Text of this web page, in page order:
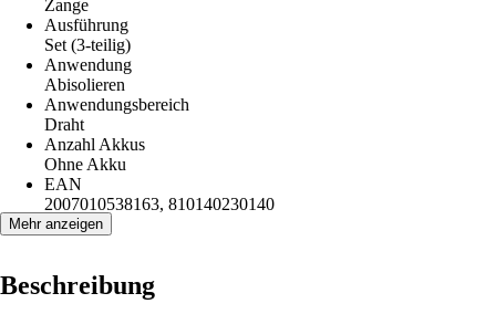
Zange
Ausführung
Set (3-teilig)
Anwendung
Abisolieren
Anwendungsbereich
Draht
Anzahl Akkus
Ohne Akku
EAN
2007010538163, 810140230140
Mehr anzeigen
Beschreibung